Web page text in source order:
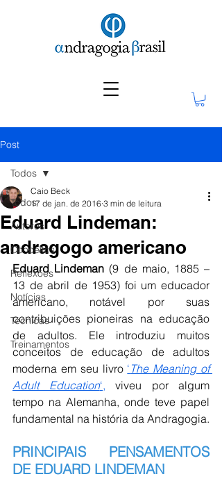
Post
Todos
Autores
Conceitos
Reflexões
Notícias
Técnicas
Treinamentos
Todos
Eduard Lindeman:
andragogo americano
Caio Beck
17 de jan. de 2016 3 min de leitura
Eduard Lindeman (9 de maio, 1885 –
13 de abril de 1953) foi um educador
americano, notável por suas
contribuições pioneiras na educação
de adultos. Ele introduziu muitos
conceitos de educação de adultos
moderna em seu livro ‘ The Meaning of
Adult Education‘, viveu por algum
tempo na Alemanha, onde teve papel
fundamental na história da Andragogia.
PRINCIPAIS PENSAMENTOS
DE EDUARD LINDEMAN